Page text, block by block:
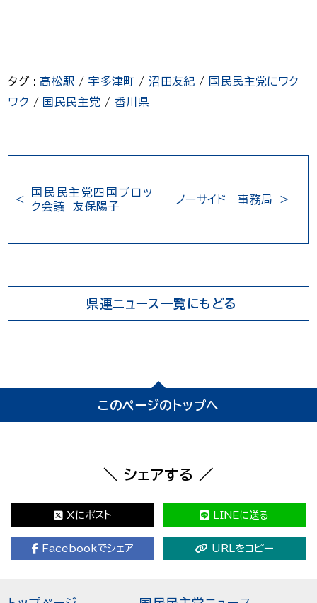
タグ :高松駅 /宇多津町 /沼田友紀 / 国民民主党にワク
ワク / 国民民主党 / 香川県
国民民主党四国ブロッ
ク会議 友保陽子
ノーサイド 事務局
県連ニュース一覧にもどる
このページのトップへ
＼ シェアする ／
Xにポスト LINEに送る
Facebookでシェア URLをコピー